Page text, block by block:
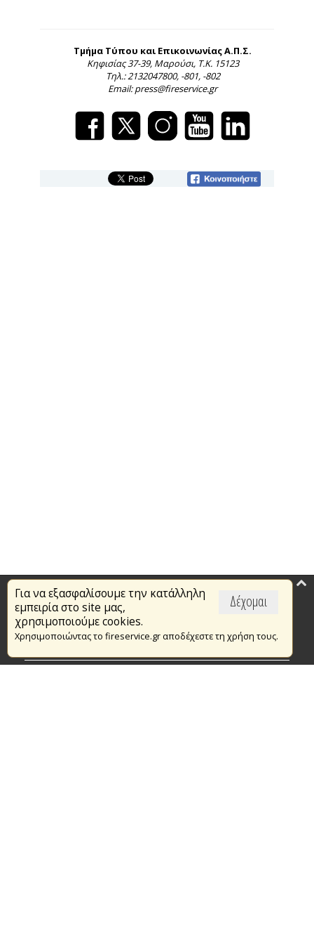
Τμήμα Τύπου και Επικοινωνίας Α.Π.Σ.
Κηφισίας 37-39, Μαρούσι, Τ.Κ. 15123
Τηλ.: 2132047800, -801, -802
Email: press@fireservice.gr
Δέχομαι
Για να εξασφαλίσουμε την κατάλληλη
εμπειρία στο site μας,
χρησιμοποιούμε cookies.
Χρησιμοποιώντας το fireservice.gr αποδέχεστε τη χρήση τους.
Επικαιρότητα
Το Πυροσβεστικό Σώμα